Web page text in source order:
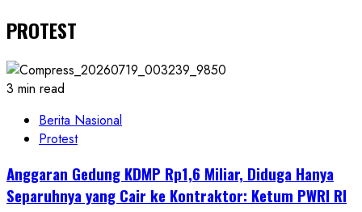
PROTEST
3 min read
Berita Nasional
Protest
Anggaran Gedung KDMP Rp1,6 Miliar, Diduga Hanya
Separuhnya yang Cair ke Kontraktor: Ketum PWRI RI